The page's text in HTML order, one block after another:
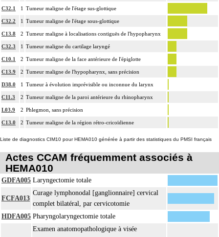
C32.1 1 Tumeur maligne de l'étage sus-glottique
C32.2 1 Tumeur maligne de l'étage sous-glottique
C13.8 2 Tumeur maligne à localisations contiguës de l'hypopharynx
C32.3 1 Tumeur maligne du cartilage laryngé
C10.1 2 Tumeur maligne de la face antérieure de l'épiglotte
C13.9 2 Tumeur maligne de l'hypopharynx, sans précision
D38.0 1 Tumeur à évolution imprévisible ou inconnue du larynx
C11.3 2 Tumeur maligne de la paroi antérieure du rhinopharynx
L03.9 2 Phlegmon, sans précision
C13.0 2 Tumeur maligne de la région rétro-cricoïdienne
Liste de diagnostics CIM10 pour HEMA010 générée à partir des statistiques du PMSI français
Actes CCAM fréquemment associés à
HEMA010
GDFA005 Laryngectomie totale
FCFA013
Curage lymphonodal [ganglionnaire] cervical
complet bilatéral, par cervicotomie
HDFA005 Pharyngolaryngectomie totale
Examen anatomopathologique à visée